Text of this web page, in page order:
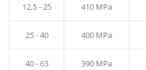
12,5 - 25 410 MPa
25 - 40 400 MPa
40 - 63 390 MPa